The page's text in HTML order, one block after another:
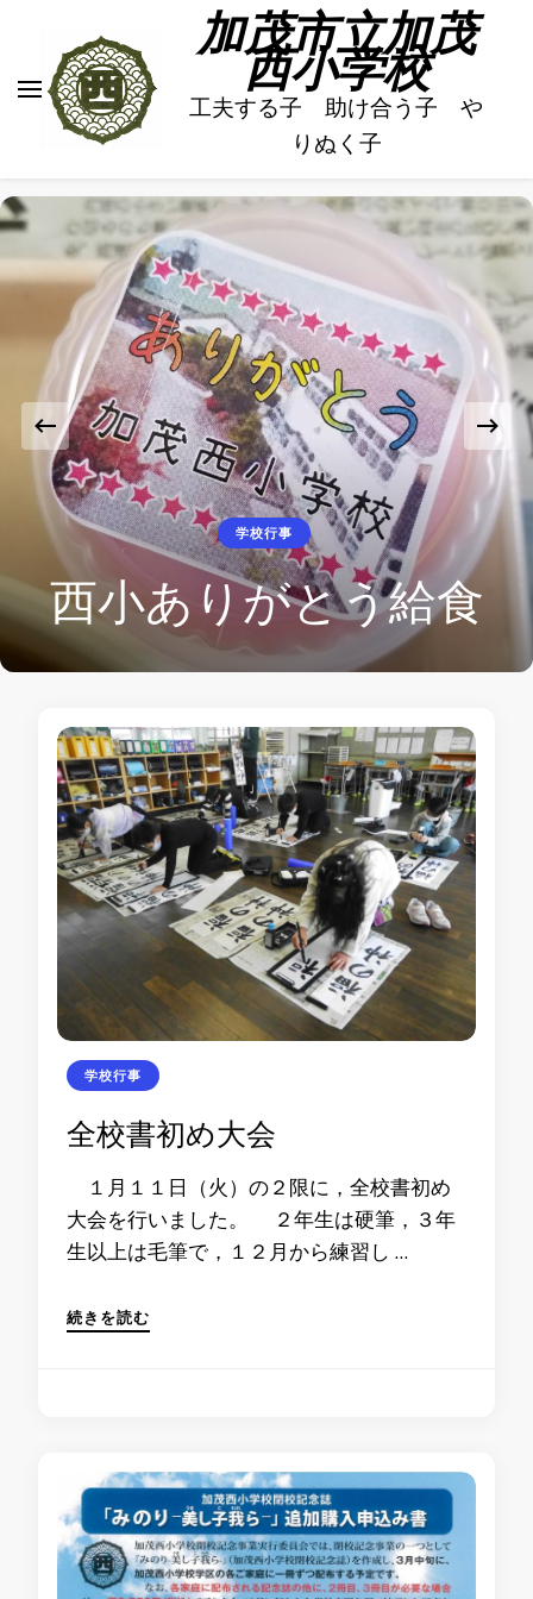
加茂市立加茂
西小学校
工夫する子 助け合う子 や
りぬく子
学校行事
りがとう給食
学校行事
全校書初め大会
１月１１日（火）の２限に，全校書初め
大会を行いました。 ２年生は硬筆，３年
生以上は毛筆で，１２月から練習し …
続きを読む